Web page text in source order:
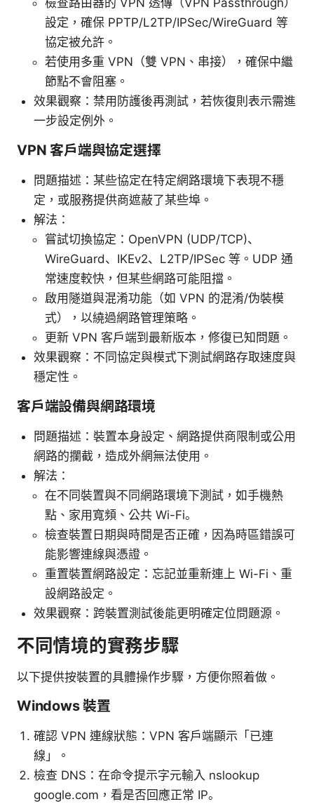
設定，確保 PPTP/L2TP/IPSec/WireGuard 等
協定被允許。
若使用多重 VPN（雙 VPN、串接），確保中繼
節點不會阻塞。
效果觀察：禁用防護後再測試，若恢復則表示需進
一步設定例外。
VPN 客戶端與協定選擇
問題描述：某些協定在特定網路環境下表現不穩
定，或服務提供商遮蔽了某些埠。
解法：
嘗試切換協定：OpenVPN (UDP/TCP)、
WireGuard、IKEv2、L2TP/IPSec 等。UDP 通
常速度較快，但某些網路可能阻擋。
啟用隧道與混淆功能（如 VPN 的混淆/伪裝模
式），以繞過網路管理策略。
更新 VPN 客戶端到最新版本，修復已知問題。
效果觀察：不同協定與模式下測試網路存取速度與
穩定性。
客戶端設備與網路環境
問題描述：裝置本身設定、網路提供商限制或公用
網路的攔截，造成外網無法使用。
解法：
在不同裝置與不同網路環境下測試，如手機熱
點、家用寬頻、公共 Wi-Fi。
檢查裝置日期與時間是否正確，因為時區錯誤可
能影響連線與憑證。
重置裝置網路設定：忘記並重新連上 Wi-Fi、重
設網路設定。
效果觀察：跨裝置測試後能更明確定位問題源。
不同情境的實務步驟
以下提供按裝置的具體操作步驟，方便你照着做。
Windows 裝置
確認 VPN 連線狀態：VPN 客戶端顯示「已連
線」。
檢查 DNS：在命令提示字元輸入 nslookup
google.com，看是否回應正常 IP。